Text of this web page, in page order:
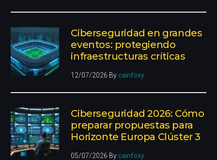
Ciberseguridad en grandes
eventos: protegiendo
infraestructuras críticas
12/07/2026 By cainfoxy
Ciberseguridad 2026: Cómo
preparar propuestas para
Horizonte Europa Clúster 3
05/07/2026 By cainfoxy